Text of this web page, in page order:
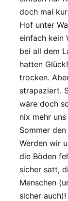
doch mal
Hof unter
einfach kein
bei all dem
hatten
trocken.
strapaziert.
wäre doch
nix mehr
Sommer
Werden wir
die Böden
sicher satt,
Menschen
sicher auch)!